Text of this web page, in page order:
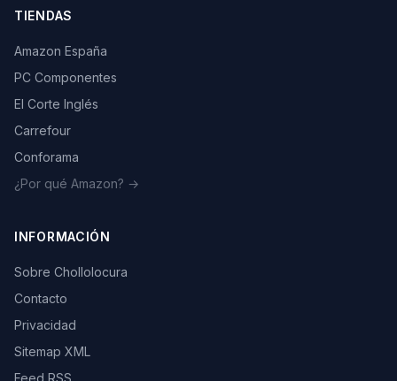
TIENDAS
Amazon España
PC Componentes
El Corte Inglés
Carrefour
Conforama
¿Por qué Amazon? →
INFORMACIÓN
Sobre Chollolocura
Contacto
Privacidad
Sitemap XML